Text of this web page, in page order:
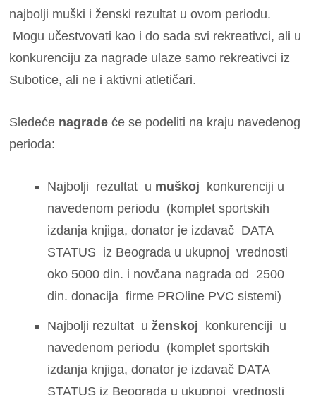
najbolji muški i ženski rezultat u ovom periodu.
Mogu učestvovati kao i do sada svi rekreativci, ali u
konkurenciju za nagrade ulaze samo rekreativci iz
Subotice, ali ne i aktivni atletičari.
Sledeće nagrade će se podeliti na kraju navedenog
perioda:
Najbolji rezultat u muškoj
konkurenciji u
navedenom periodu (komplet sportskih
izdanja knjiga, donator je izdavač DATA
STATUS iz Beograda u ukupnoj vrednosti
oko 5000 din. i novčana nagrada od 2500
din. donacija firme PROline PVC sistemi)
Najbolji rezultat uženskoj konkurenciji u
navedenom periodu (komplet sportskih
izdanja knjiga, donator je izdavač DATA
STATUS iz Beograda u ukupnoj vrednosti